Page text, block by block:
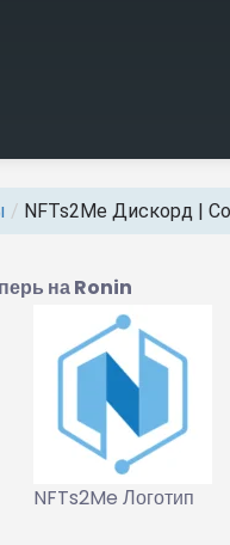
/ NFTs2Me Дискорд |
на Ronin
NFTs2Me Логотип